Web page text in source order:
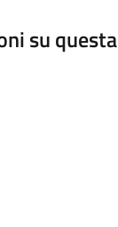
su questa